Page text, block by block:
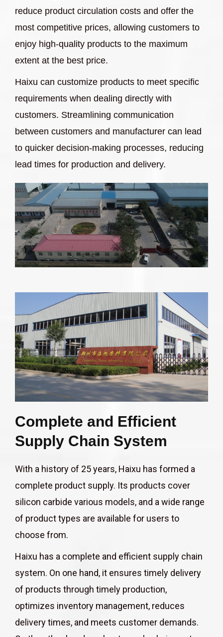
reduce product circulation costs and offer the
most competitive prices, allowing customers to
enjoy high-quality products to the maximum
extent at the best price.
Haixu can customize products to meet specific
requirements when dealing directly with
customers. Streamlining communication
between customers and manufacturer can lead
to quicker decision-making processes, reducing
lead times for production and delivery.
Complete and Efficient
Supply Chain System
With a history of 25 years, Haixu has formed a
complete product supply. Its products cover
silicon carbide various models, and a wide range
of product types are available for users to
choose from.
Haixu has a complete and efficient supply chain
system. On one hand, it ensures timely delivery
of products through timely production,
optimizes inventory management, reduces
delivery times, and meets customer demands.